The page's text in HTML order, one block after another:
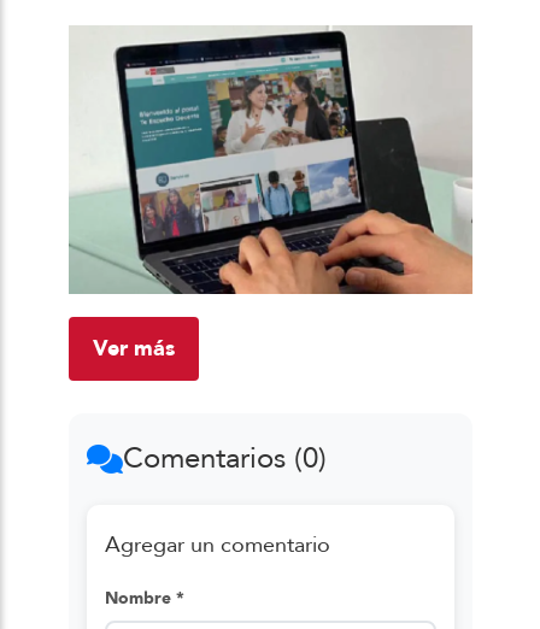
Ver más
Comentarios (0)
Agregar un comentario
Nombre *